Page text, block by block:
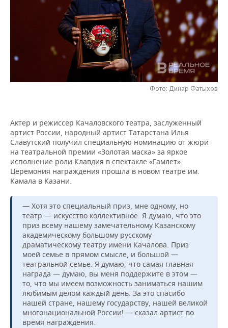
НЕФТЕХИМИЯ
РОЗНИЧНАЯ ТОРГОВЛЯ
НОВОСТИ ТЕХНОЛОГИЙ
МЕРОПРИЯТИЯ
НОВОСТИ МЕРОПРИЯТИЙ
ВЫЕЗДНАЯ РЕДАКЦИЯ
ОТКРЫТАЯ ЛЕКЦИЯ
НОВОСТИ СПОРТА
БАСКЕТБОЛ
ВОЛЕЙБОЛ
КИБЕРСПОРТ
ФИГУРНОЕ КАТАНИЕ
ВОДНЫЕ ВИДЫ СПОРТА
ХОККЕЙ С МЯЧОМ
ИНФРАСТРУКТУРА
ИСТОРИЯ
КУЛЬТУРА
МЕДИЦИНА
ОБРАЗОВАНИЕ
ПРОИСШЕСТВИЯ
СПРАВОЧНИК
СПИСОК ПЕРСОН
СПИСОК КОМПАНИЙ
ПОЛНАЯ ВЕРСИЯ
Фото: Динар Фатыхов
Актер и режиссер Качаловского театра, заслуженный
артист России, народный артист Татарстана Илья
Славутский получил специальную номинацию от жюри
на театральной премии «Золотая маска» за яркое
исполнение роли Клавдия в спектакле «Гамлет».
Церемония награждения прошла в новом театре им.
Камала в Казани.
— Хотя это специальный приз, мне одному, но
театр — искусство коллективное. Я думаю, что это
приз всему нашему замечательному Казанскому
академическому большому русскому
драматическому театру имени Качалова. Приз
моей семье в прямом смысле, и большой —
театральной семье. Я думаю, что самая главная
награда — думаю, вы меня поддержите в этом —
то, что мы имеем возможность заниматься нашим
любимым делом каждый день. За это спасибо
нашей стране, нашему государству, нашей великой
многонациональной России! — сказал артист во
время награждения.